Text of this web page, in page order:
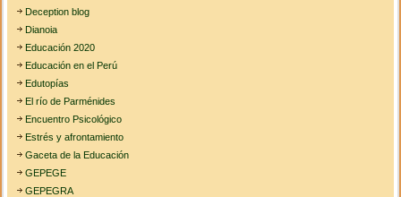
Deception blog
Dianoia
Educación 2020
Educación en el Perú
Edutopías
El río de Parménides
Encuentro Psicológico
Estrés y afrontamiento
Gaceta de la Educación
GEPEGE
GEPEGRA